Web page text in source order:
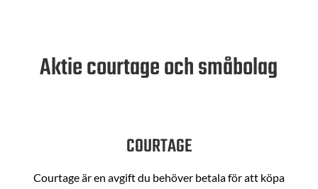
Aktie courtage och småbolag
COURTAGE
Courtage är en avgift du behöver betala för att köpa